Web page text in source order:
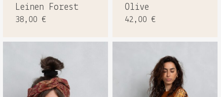
Leinen Forest
38,00 €
Olive
42,00 €